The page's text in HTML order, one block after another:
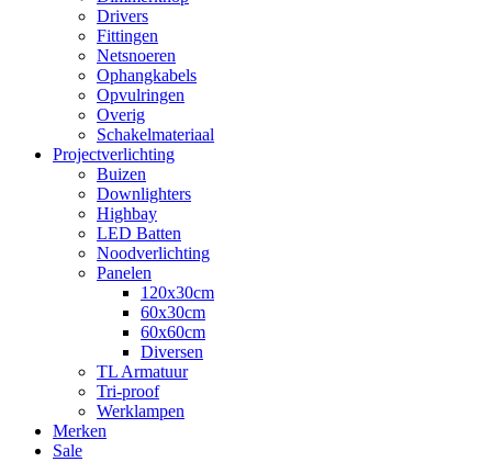
Drivers
Fittingen
Netsnoeren
Ophangkabels
Opvulringen
Overig
Schakelmateriaal
Projectverlichting
Buizen
Downlighters
Highbay
LED Batten
Noodverlichting
Panelen
120x30cm
60x30cm
60x60cm
Diversen
TL Armatuur
Tri-proof
Werklampen
Merken
Sale